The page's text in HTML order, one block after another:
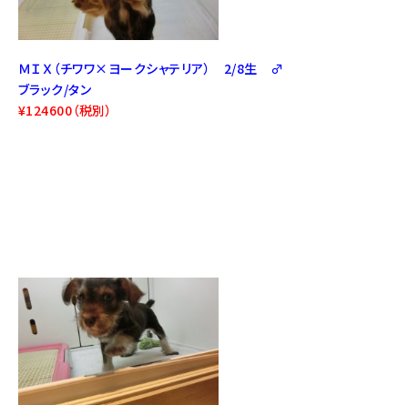
ＭＩＸ（チワワ×ヨークシャテリア） 2/8生 ♂
ブラック/タン
¥124600（税別）